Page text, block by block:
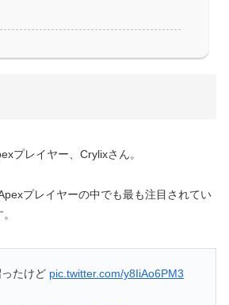
プレイヤー、Crylixさん。
プレイヤーの中でも最も注目されてい
たけど pic.twitter.com/y8IiAo6PM3